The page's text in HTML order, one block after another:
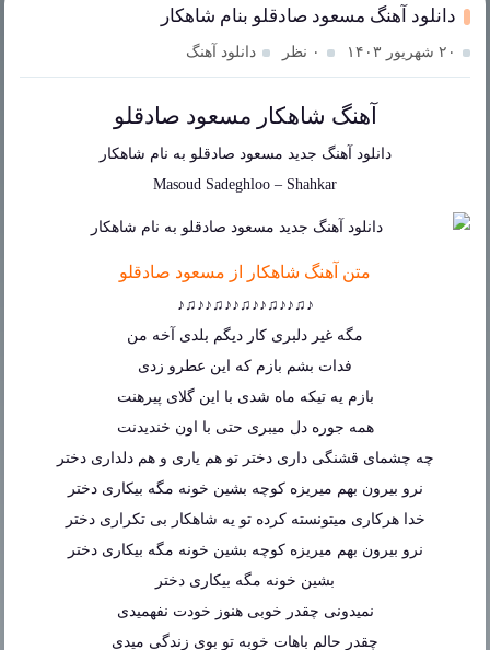
دانلود آهنگ مسعود صادقلو بنام شاهکار
۲۰ شهریور ۱۴۰۳ ۰ نظر دانلود آهنگ
آهنگ شاهکار مسعود صادقلو
دانلود آهنگ جدید مسعود صادقلو به نام شاهکار
Masoud Sadeghloo – Shahkar
متن آهنگ شاهکار از مسعود صادقلو
♪♫♪♪♫♪♪♫♪♪♫♪♪♫♪
مگه غیر دلبری کار دیگم بلدی آخه من
فدات بشم بازم که این عطرو زدی
بازم یه تیکه ماه شدی با این گلای پیرهنت
همه جوره دل میبری حتی با اون خندیدنت
چه چشمای قشنگی داری دختر تو هم یاری و هم دلداری دختر
نرو بیرون بهم میریزه کوچه بشین خونه مگه بیکاری دختر
خدا هرکاری میتونسته کرده تو یه شاهکار بی تکراری دختر
نرو بیرون بهم میریزه کوچه بشین خونه مگه بیکاری دختر
بشین خونه مگه بیکاری دختر
نمیدونی چقدر خوبی هنوز خودت نفهمیدی
چقدر حالم باهات خوبه تو بوی زندگی میدی